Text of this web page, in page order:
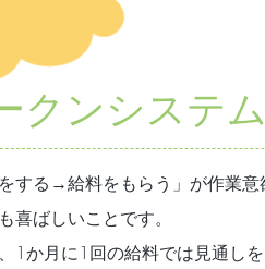
クンシステム
をする→給料をもらう」が作業
喜ばしいことです。
1か月に1回の給料では見通し